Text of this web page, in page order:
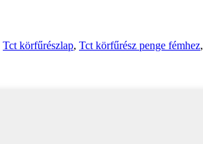
Tct körfűrészlap, Tct körfűrész penge fémhez,